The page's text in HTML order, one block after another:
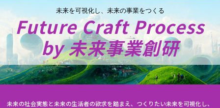
未来を可視化し、未来の事業をつくる
Future Craft Process
by 未来事業創研
未来の社会実態と未来の生活者の欲求を踏まえ、つくりたい未来を可視化し、